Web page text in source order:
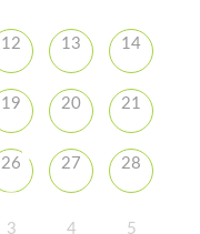
12 13 14
19 20 21
26 27 28
3 4 5